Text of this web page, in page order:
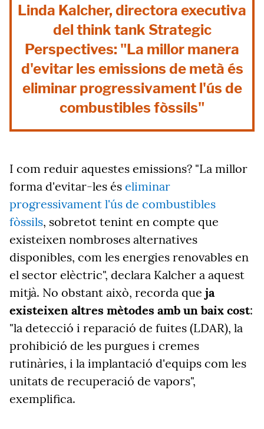
Linda Kalcher, directora executiva
del think tank Strategic
Perspectives: "La millor manera
d'evitar les emissions de metà és
eliminar progressivament l'ús de
combustibles fòssils"
I com reduir aquestes emissions? "La millor
forma d'evitar-les és eliminar
progressivament l'ús de combustibles
fòssils, sobretot tenint en compte que
existeixen nombroses alternatives
disponibles, com les energies renovables en
el sector elèctric", declara Kalcher a aquest
mitjà. No obstant això, recorda que ja
existeixen altres mètodes amb un baix cost:
"la detecció i reparació de fuites (LDAR), la
prohibició de les purgues i cremes
rutinàries, i la implantació d'equips com les
unitats de recuperació de vapors",
exemplifica.